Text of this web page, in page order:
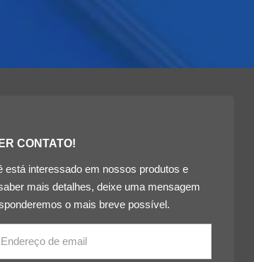
CONTATO!
está interessado em nossos produtos e
mais detalhes, deixe uma mensagem
o mais breve possível.